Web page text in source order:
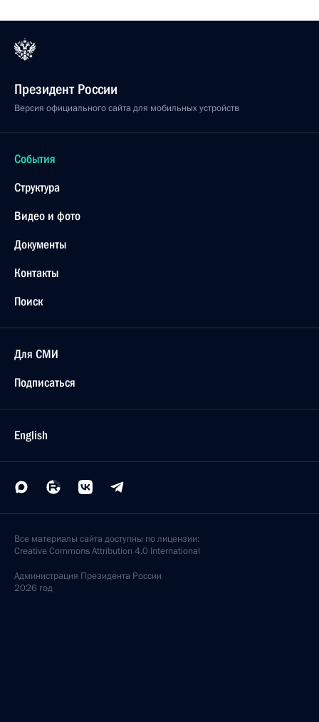
Президент России
Версия официального сайта для мобильных устройств
События
Структура
Видео и фото
Документы
Контакты
Поиск
Для СМИ
Подписаться
English
Все материалы сайта доступны по лицензии:
Creative Commons Attribution 4.0 International
Администрация Президента России
2026 год